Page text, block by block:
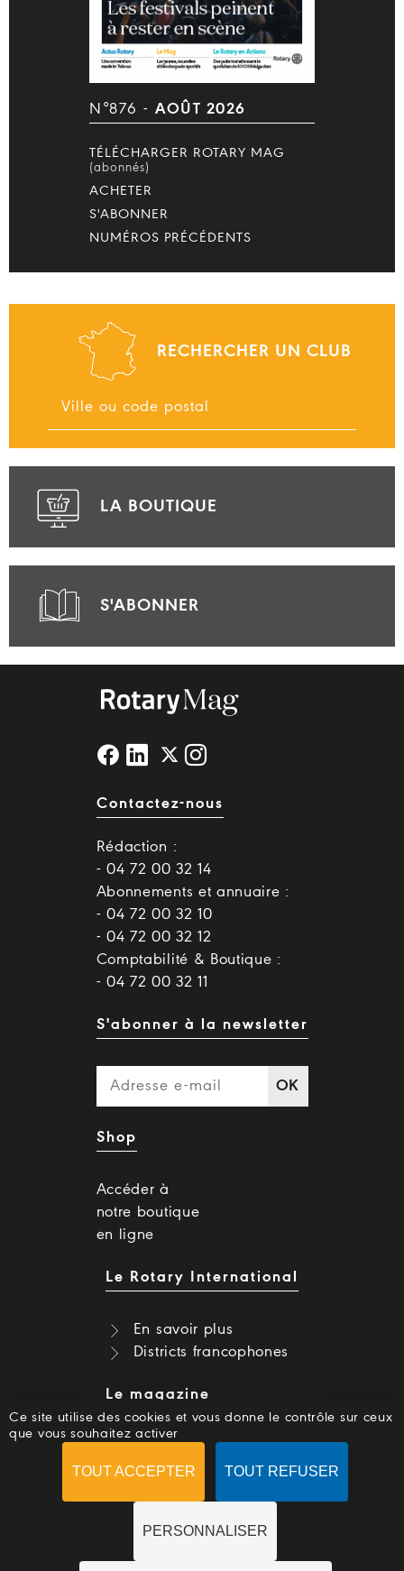
N°876 - AOÛT 2026
TÉLÉCHARGER ROTARY MAG
(abonnés)
ACHETER
S'ABONNER
NUMÉROS PRÉCÉDENTS
RECHERCHER UN CLUB
LA BOUTIQUE
S'ABONNER
Contactez-nous
Rédaction :
- 04 72 00 32 14
Abonnements et annuaire :
- 04 72 00 32 10
- 04 72 00 32 12
Comptabilité & Boutique :
- 04 72 00 32 11
S'abonner à la newsletter
OK
Shop
Accéder à
notre boutique
en ligne
Le Rotary International
En savoir plus
Districts francophones
Le magazine
Dernier numéro
Numéros précédents
Ce site utilise des cookies et vous donne le contrôle sur ceux
que vous souhaitez activer
TOUT ACCEPTER TOUT REFUSER
PERSONNALISER